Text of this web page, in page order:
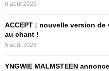
6 août 2026
ACCEPT : nouvelle version de
au chant !
5 août 2026
YNGWIE MALMSTEEN